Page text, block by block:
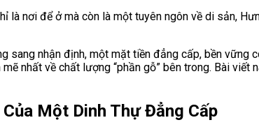
là nơi để ở mà còn là một tuyên ngôn về di sản,
sang nhận định, một mặt tiền đẳng cấp, bền vững
nhất về chất lượng “phần gỗ” bên trong. Bài viết
Một Dinh Thự Đẳng Cấp